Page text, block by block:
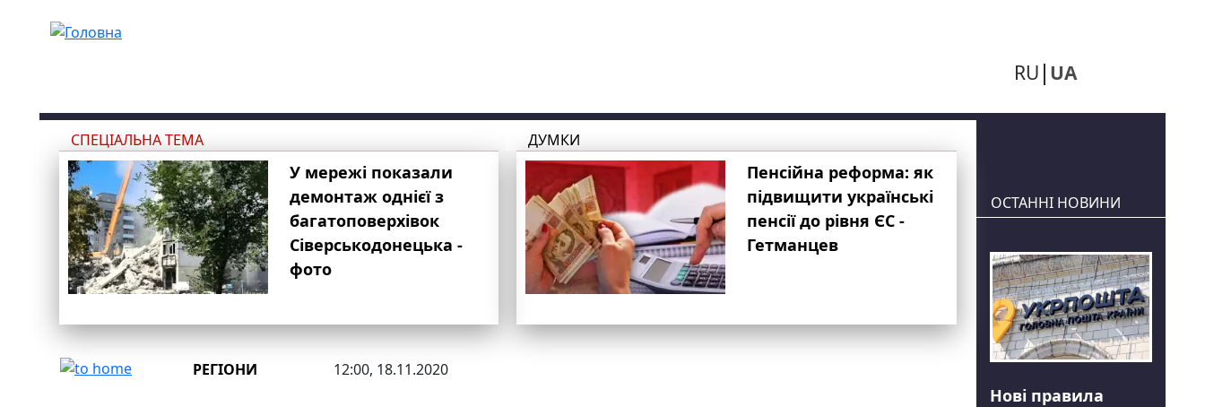
RU UA
СПЕЦІАЛЬНА ТЕМА
У мережі показали
демонтаж однієї з
багатоповерхівок
Сіверськодонецька -
фото
ДУМКИ
Пенсійна реформа: як
підвищити українські
пенсії до рівня ЄС -
Гетманцев
РЕГІОНИ 12:00, 18.11.2020
ОСТАННІ НОВИНИ
Нові правила